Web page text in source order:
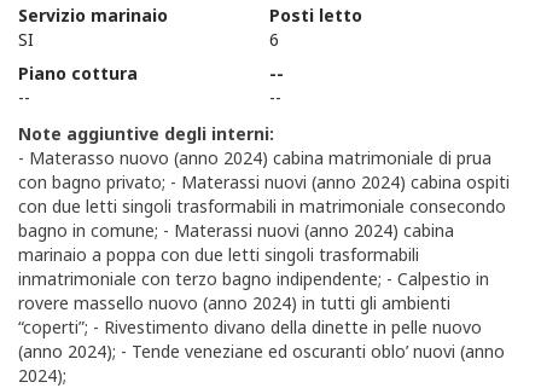
Servizio marinaio
SI
Piano cottura
--
Posti letto
6
--
--
Note aggiuntive degli interni:
- Materasso nuovo (anno 2024) cabina matrimoniale di prua
con bagno privato; - Materassi nuovi (anno 2024) cabina ospiti
con due letti singoli trasformabili in matrimoniale consecondo
bagno in comune; - Materassi nuovi (anno 2024) cabina
marinaio a poppa con due letti singoli trasformabili
inmatrimoniale con terzo bagno indipendente; - Calpestio in
rovere massello nuovo (anno 2024) in tutti gli ambienti
“coperti”; - Rivestimento divano della dinette in pelle nuovo
(anno 2024); - Tende veneziane ed oscuranti oblo’ nuovi (anno
2024);